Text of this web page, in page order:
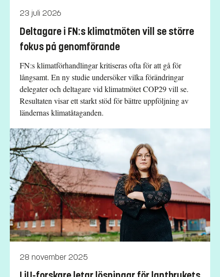
23 juli 2026
Deltagare i FN:s klimatmöten vill se större
fokus på genomförande
FN:s klimatförhandlingar kritiseras ofta för att gå för
långsamt. En ny studie undersöker vilka förändringar
delegater och deltagare vid klimatmötet COP29 vill se.
Resultaten visar ett starkt stöd för bättre uppföljning av
ländernas klimatåtaganden.
28 november 2025